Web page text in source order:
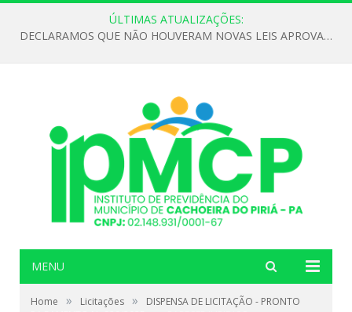
ÚLTIMAS ATUALIZAÇÕES:
DECLARAMOS QUE NÃO HOUVERAM NOVAS LEIS APROVADAS ATÉ O MOMENTO PARA O INSTITUTO DE PREVIDÊNCIA NO ANO DE 2026
MENU
Home » Licitações »
DISPENSA DE LICITAÇÃO - PRONTO